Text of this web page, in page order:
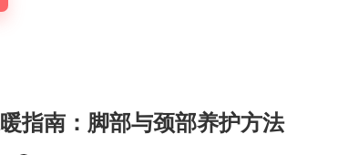
指南：脚部与颈部养护方法